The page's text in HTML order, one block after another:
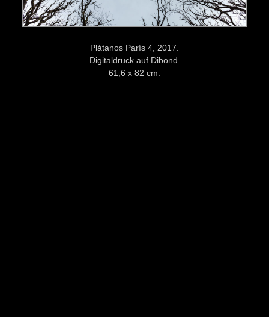
Plátanos París 4, 2017.
Digitaldruck auf Dibond.
61,6 x 82 cm.